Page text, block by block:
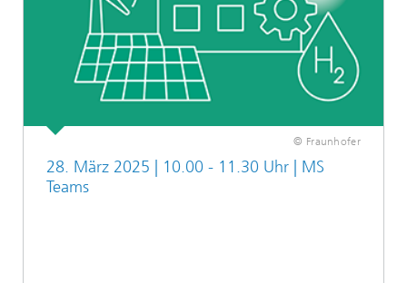
© Fraunhofer
28. März 2025 | 10.00 - 11.30 Uhr | MS
Teams